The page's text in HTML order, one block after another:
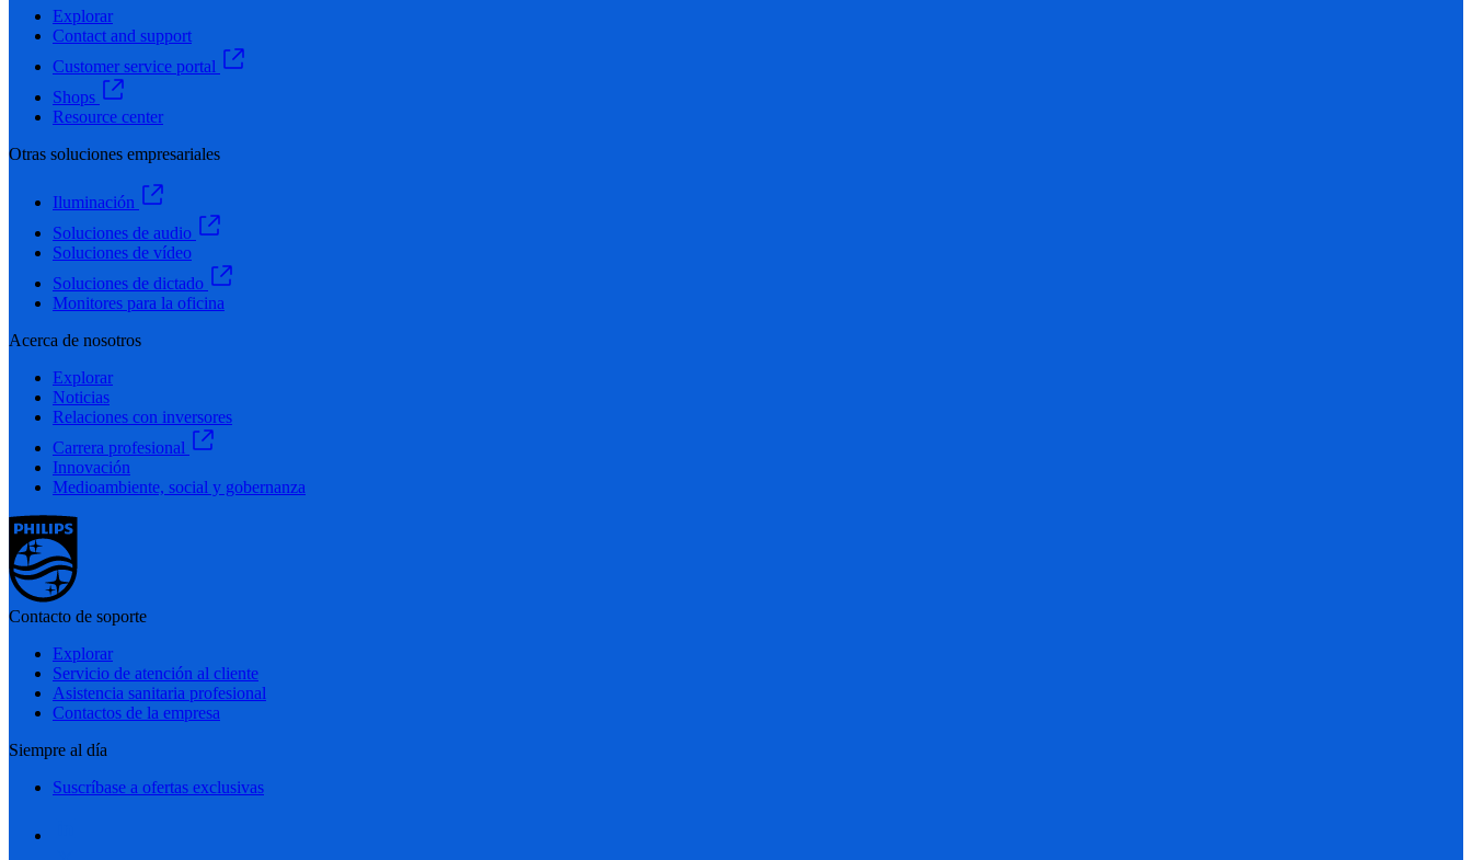
Explorar
Contact and support
Customer service portal
Shops
Resource center
Otras soluciones empresariales
Iluminación
Soluciones de audio
Soluciones de vídeo
Soluciones de dictado
Monitores para la oficina
Acerca de nosotros
Explorar
Noticias
Relaciones con inversores
Carrera profesional
Innovación
Medioambiente, social y gobernanza
Contacto de soporte
Explorar
Servicio de atención al cliente
Asistencia sanitaria profesional
Contactos de la empresa
Siempre al día
Suscríbase a ofertas exclusivas